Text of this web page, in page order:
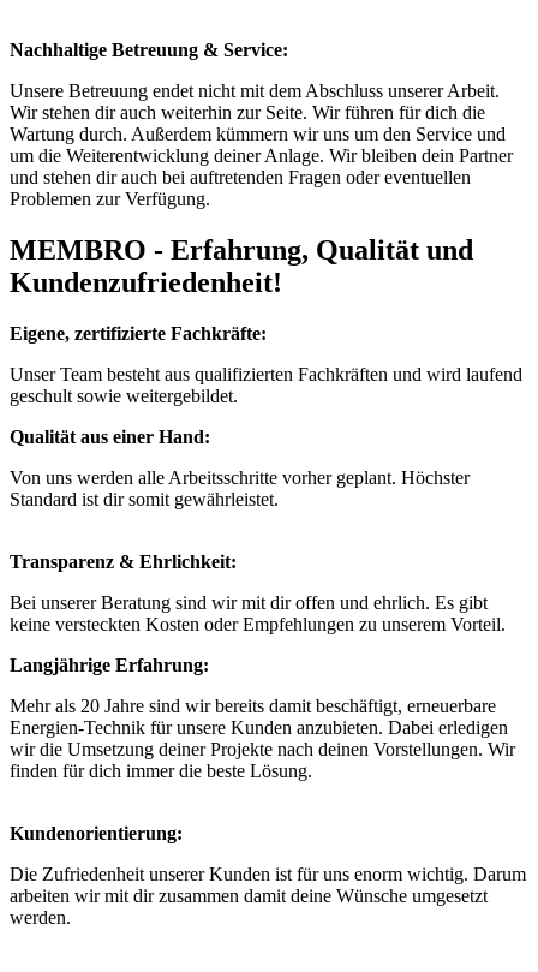
Nachhaltige Betreuung & Service:
Unsere Betreuung endet nicht mit dem Abschluss unserer Arbeit.
Wir stehen dir auch weiterhin zur Seite. Wir führen für dich die
Wartung durch. Außerdem kümmern wir uns um den Service und
um die Weiterentwicklung deiner Anlage. Wir bleiben dein Partner
und stehen dir auch bei auftretenden Fragen oder eventuellen
Problemen zur Verfügung.
MEMBRO - Erfahrung, Qualität und
Kundenzufriedenheit!
Eigene, zertifizierte Fachkräfte:
Unser Team besteht aus qualifizierten Fachkräften und wird laufend
geschult sowie weitergebildet.
Qualität aus einer Hand:
Von uns werden alle Arbeitsschritte vorher geplant. Höchster
Standard ist dir somit gewährleistet.
Transparenz & Ehrlichkeit:
Bei unserer Beratung sind wir mit dir offen und ehrlich. Es gibt
keine versteckten Kosten oder Empfehlungen zu unserem Vorteil.
Langjährige Erfahrung:
Mehr als 20 Jahre sind wir bereits damit beschäftigt, erneuerbare
Energien-Technik für unsere Kunden anzubieten. Dabei erledigen
wir die Umsetzung deiner Projekte nach deinen Vorstellungen. Wir
finden für dich immer die beste Lösung.
Kundenorientierung:
Die Zufriedenheit unserer Kunden ist für uns enorm wichtig. Darum
arbeiten wir mit dir zusammen damit deine Wünsche umgesetzt
werden.